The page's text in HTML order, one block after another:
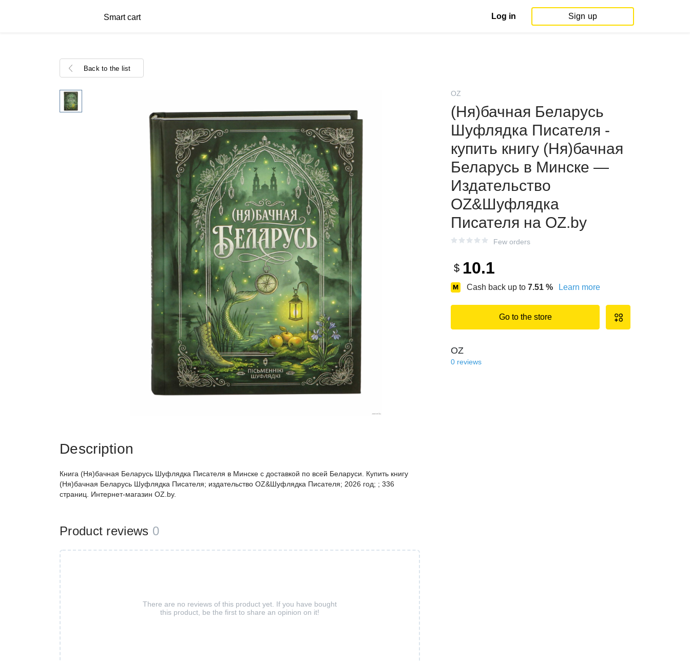
Smart cart Log in Sign up
Back to the list
OZ
(Ня)бачная Беларусь
Шуфлядка Писателя -
купить книгу (Ня)бачная
Беларусь в Минске —
Издательство
OZ&Шуфлядка
Писателя на OZ.by
Few orders
$ 10.1
Cash back up to 7.51 % Learn more
Go to the store
OZ
0 reviews
Description
Книга (Ня)бачная Беларусь Шуфлядка Писателя в Минске с доставкой по всей Беларуси. Купить книгу
(Ня)бачная Беларусь Шуфлядка Писателя; издательство OZ&Шуфлядка Писателя; 2026 год; ; 336
страниц. Интернет-магазин OZ.by.
Product reviews 0
There are no reviews of this product yet. If you have bought
this product, be the first to share an opinion on it!